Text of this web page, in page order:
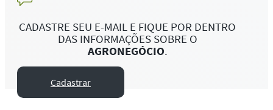
CADASTRE SEU E-MAIL E FIQUE POR DENTRO
DAS INFORMAÇÕES SOBRE O
AGRONEGÓCIO.
Cadastrar